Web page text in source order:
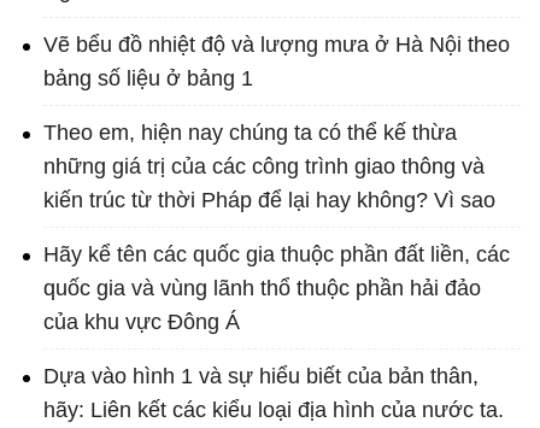
Vẽ bểu đồ nhiệt độ và lượng mưa ở Hà Nội theo
bảng số liệu ở bảng 1
Theo em, hiện nay chúng ta có thể kế thừa
những giá trị của các công trình giao thông và
kiến trúc từ thời Pháp để lại hay không? Vì sao
Hãy kể tên các quốc gia thuộc phần đất liền, các
quốc gia và vùng lãnh thổ thuộc phần hải đảo
của khu vực Đông Á
Dựa vào hình 1 và sự hiểu biết của bản thân,
hãy: Liên kết các kiểu loại địa hình của nước ta.